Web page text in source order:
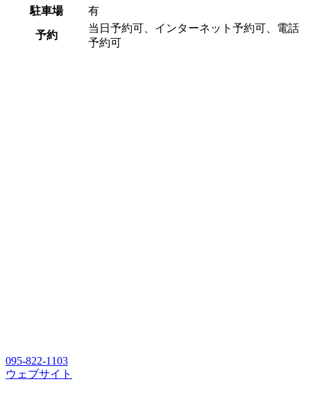
駐車場
有
予約
当日予約可、インターネット予約可、電話
予約可
095-822-1103
ウェブサイト